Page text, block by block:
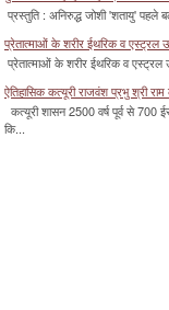
प्रस्तुति : अनिरुद्ध जोशी 'शतायु' पहले
प्रेतात्माओं के शरीर ईथरिक व एस्ट्रल
प्रेतात्माओं के शरीर ईथरिक व एस्ट्रल
ऐतिहासिक कत्यूरी राजवंश प्रभु श्री
कत्यूरी शासन 2500 वर्ष पूर्व से 700
कि...